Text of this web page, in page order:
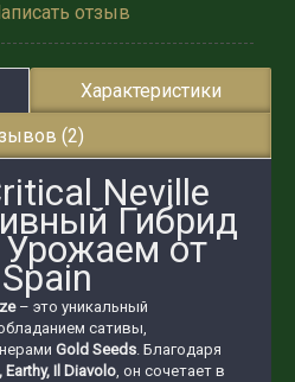
отзыв
Характеристики
(2)
Neville
Гибрид
от
– это уникальный
сативы,
Gold Seeds. Благодаря
Il Diavolo, он сочетает в